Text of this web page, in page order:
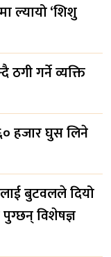
ल्यायो ‘शिशु
ठगी गर्ने व्यक्ति
हजार घुस लिने
बुटवलले दियो
विशेषज्ञ